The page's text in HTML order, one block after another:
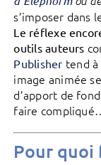
s’imposer dans
Le réflexe
outils auteurs
Publisher tend
image animée
d’apport de
faire
Pour quoi